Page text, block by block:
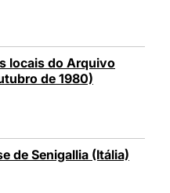
locais do Arquivo
de 1980)
de Senigallia (Itália)